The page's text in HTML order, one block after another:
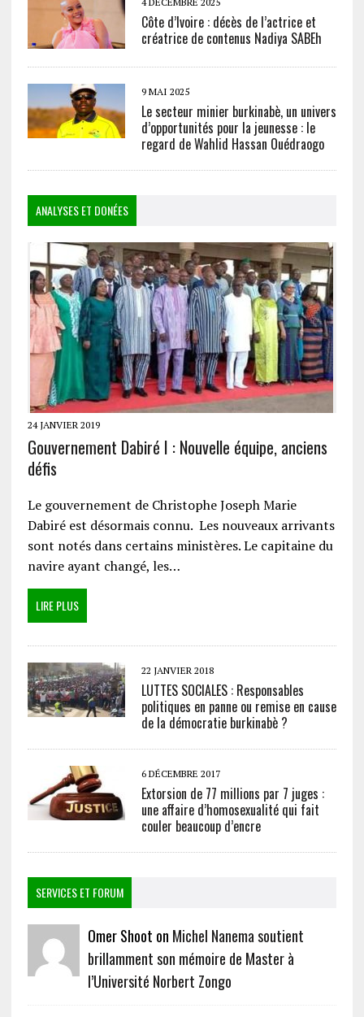
Côte d’Ivoire : décès de l’actrice et
créatrice de contenus Nadiya SABEh
9 MAI 2025
Le secteur minier burkinabè, un univers
d’opportunités pour la jeunesse : le
regard de Wahlid Hassan Ouédraogo
ANALYSES ET DONÉES
24 JANVIER 2019
Gouvernement Dabiré I : Nouvelle équipe, anciens
défis
Le gouvernement de Christophe Joseph Marie
Dabiré est désormais connu. Les nouveaux arrivants
sont notés dans certains ministères. Le capitaine du
navire ayant changé, les…
LIRE PLUS
22 JANVIER 2018
LUTTES SOCIALES : Responsables
politiques en panne ou remise en cause
de la démocratie burkinabè ?
6 DÉCEMBRE 2017
Extorsion de 77 millions par 7 juges :
une affaire d’homosexualité qui fait
couler beaucoup d’encre
SERVICES ET FORUM
Omer Shoot on Michel Nanema soutient
brillamment son mémoire de Master à
l’Université Norbert Zongo